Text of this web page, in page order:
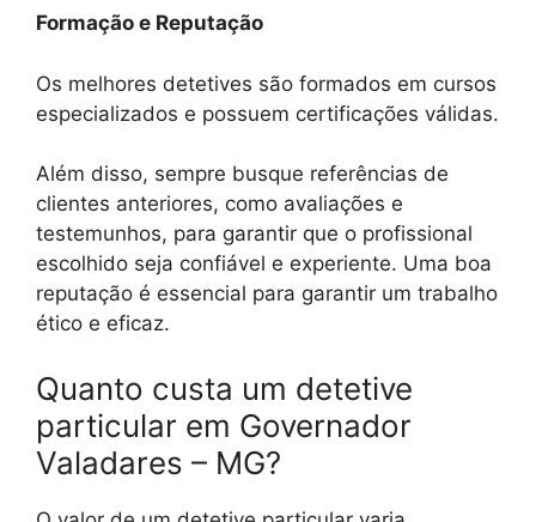
Formação e Reputação
Os melhores detetives são formados em cursos
especializados e possuem certificações válidas.
Além disso, sempre busque referências de
clientes anteriores, como avaliações e
testemunhos, para garantir que o profissional
escolhido seja confiável e experiente. Uma boa
reputação é essencial para garantir um trabalho
ético e eficaz.
Quanto custa um detetive
particular em Governador
Valadares – MG?